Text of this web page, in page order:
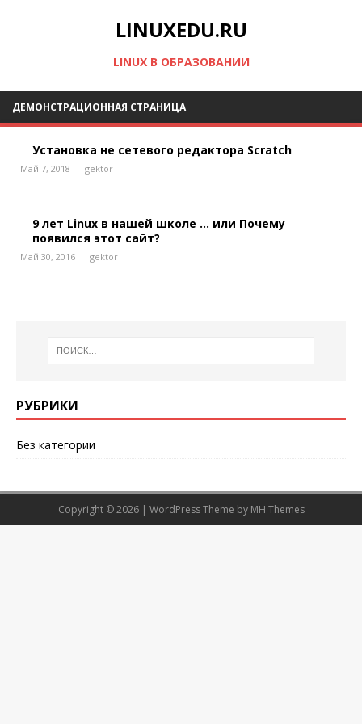
LINUXEDU.RU
LINUX В ОБРАЗОВАНИИ
ДЕМОНСТРАЦИОННАЯ СТРАНИЦА
Установка не сетевого редактора Scratch
Май 7, 2018 gektor
9 лет Linux в нашей школе … или Почему
появился этот сайт?
Май 30, 2016 gektor
РУБРИКИ
Без категории
Copyright © 2026 | WordPress Theme by MH Themes